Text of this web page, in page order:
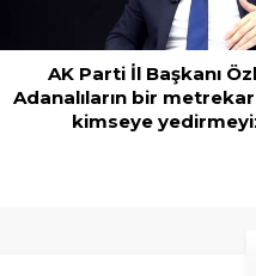
AK Parti İl Başkanı
Adanalıların bir
kimseye